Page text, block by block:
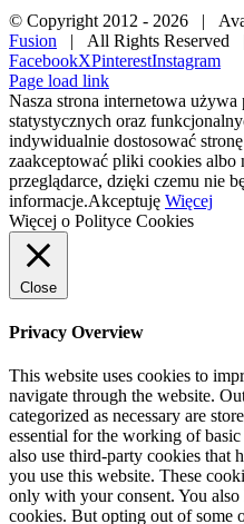
© Copyright 2012 - 2026 |
Fusion | All Rights Reserved
FacebookXPinterestInstagram
Page load link
Nasza strona internetowa
statystycznych oraz
indywidualnie dostosować
zaakceptować pliki cookies albo
przeglądarce, dzięki czemu nie
informacje.Akceptuję Więcej
Więcej o Polityce Cookies
Close
Privacy Overview
This website uses cookies to
navigate through the website.
categorized as necessary are
essential for the working of
also use third-party cookies that
you use this website. These
only with your consent. You
cookies. But opting out of some